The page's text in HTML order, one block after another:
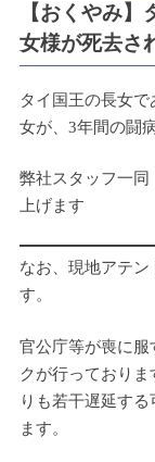
【おくやみ
女様が死去さ
タイ国王の長女
女が、3年間の闘
弊社スタッフ一
上げます
なお、現地アテン
す。
官公庁等が喪に服
クが行っており
りも若干遅延す
ます。